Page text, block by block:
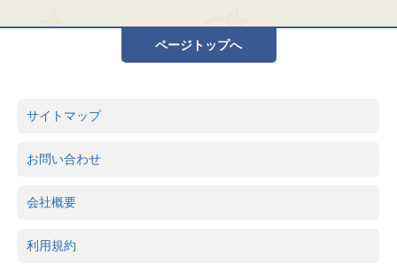
ページトップへ
サイトマップ
お問い合わせ
会社概要
利用規約